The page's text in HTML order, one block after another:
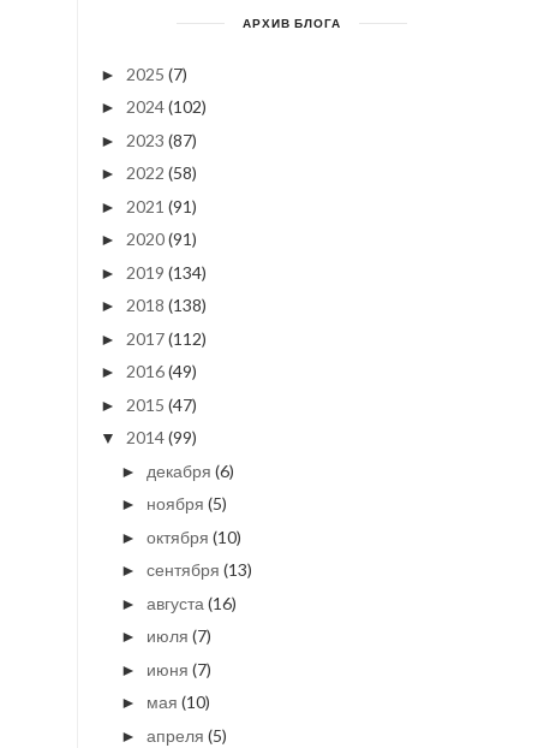
АРХИВ БЛОГА
► 2025 (7)
► 2024(102)
► 2023 (87)
► 2022 (58)
► 2021 (91)
► 2020(91)
► 2019 (134)
► 2018 (138)
► 2017(112)
► 2016(49)
► 2015 (47)
▼ 2014(99)
► декабря (6)
► ноября (5)
► октября (10)
► сентября (13)
► августа (16)
► июля (7)
► июня (7)
► мая (10)
► апреля (5)